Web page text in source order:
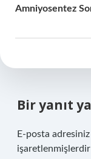
Amniyosentez
Bir yanıt
E-posta
işaretlenmişlerdir